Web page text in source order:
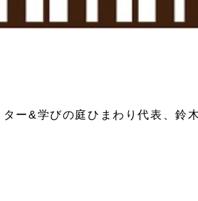
ー&学びの庭ひまわり代表、鈴